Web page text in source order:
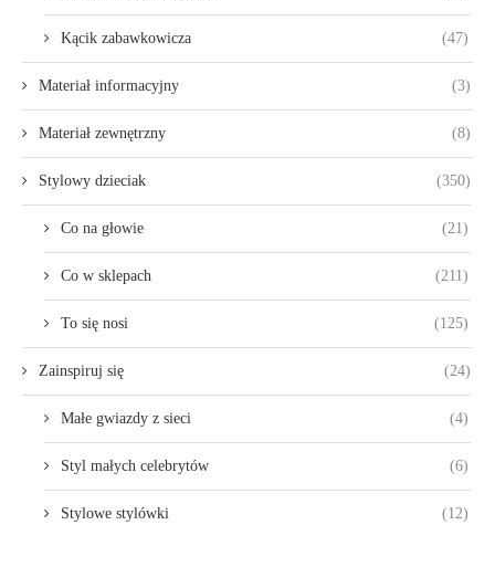
Kącik zabawkowicza (47)
Materiał informacyjny (3)
Materiał zewnętrzny (8)
Stylowy dzieciak (350)
Co na głowie (21)
Co w sklepach (211)
To się nosi (125)
Zainspiruj się (24)
Małe gwiazdy z sieci (4)
Styl małych celebrytów (6)
Stylowe stylówki (12)